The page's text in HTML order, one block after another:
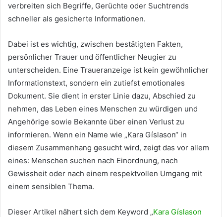
verbreiten sich Begriffe, Gerüchte oder Suchtrends
schneller als gesicherte Informationen.
Dabei ist es wichtig, zwischen bestätigten Fakten,
persönlicher Trauer und öffentlicher Neugier zu
unterscheiden. Eine Traueranzeige ist kein gewöhnlicher
Informationstext, sondern ein zutiefst emotionales
Dokument. Sie dient in erster Linie dazu, Abschied zu
nehmen, das Leben eines Menschen zu würdigen und
Angehörige sowie Bekannte über einen Verlust zu
informieren. Wenn ein Name wie „Kara Gíslason“ in
diesem Zusammenhang gesucht wird, zeigt das vor allem
eines: Menschen suchen nach Einordnung, nach
Gewissheit oder nach einem respektvollen Umgang mit
einem sensiblen Thema.
Dieser Artikel nähert sich dem Keyword „Kara Gíslason